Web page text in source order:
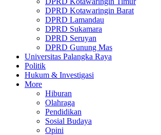
DPRD Kotawaringin Barat
DPRD Lamandau
DPRD Sukamara
DPRD Seruyan
DPRD Gunung Mas
Universitas Palangka Raya
Politik
Hukum & Investigasi
More
Hiburan
Olahraga
Pendidikan
Sosial Budaya
Opini